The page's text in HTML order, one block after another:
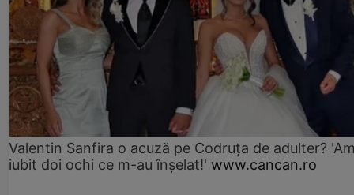
Valentin Sanfira o acuză pe Codruța de adulter?
iubit doi ochi ce m-au înșelat!' www.cancan.ro